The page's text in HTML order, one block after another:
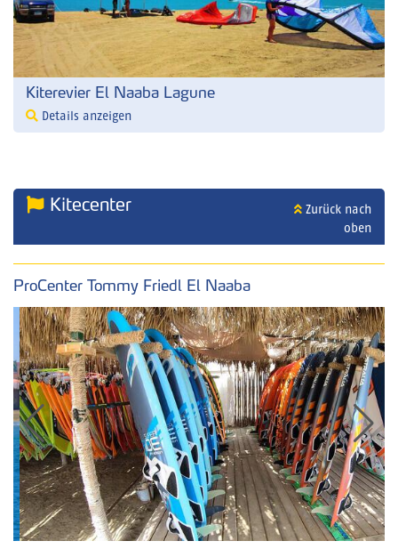
Kiterevier El Naaba Lagune
Details anzeigen
Kitecenter
Zurück nach
oben
ProCenter Tommy Friedl El Naaba